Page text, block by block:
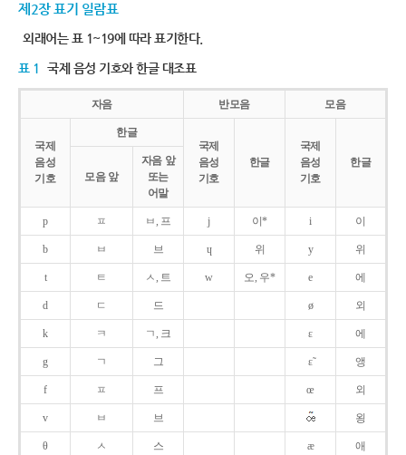
제2장 표기 일람표
외래어는 표 1~19에 따라 표기한다.
표 1 국제 음성 기호와 한글 대조표
자음 반모음 모음
국제
음성
기호
한글
국제
음성
기호
한글
국제
음성
기호
한글
모음 앞
자음 앞
또는
어말
p ㅍ ㅂ, 프 j 이* i 이
b ㅂ 브 ɥ 위 y 위
t ㅌ ㅅ, 트 w 오, 우* e 에
d ㄷ 드 ø 외
k ㅋ ㄱ, 크 ɛ 에
g ㄱ 그 ɛ̃ 앵
f ㅍ 프 œ 외
v ㅂ 브 욍
θ ㅅ 스 æ 애